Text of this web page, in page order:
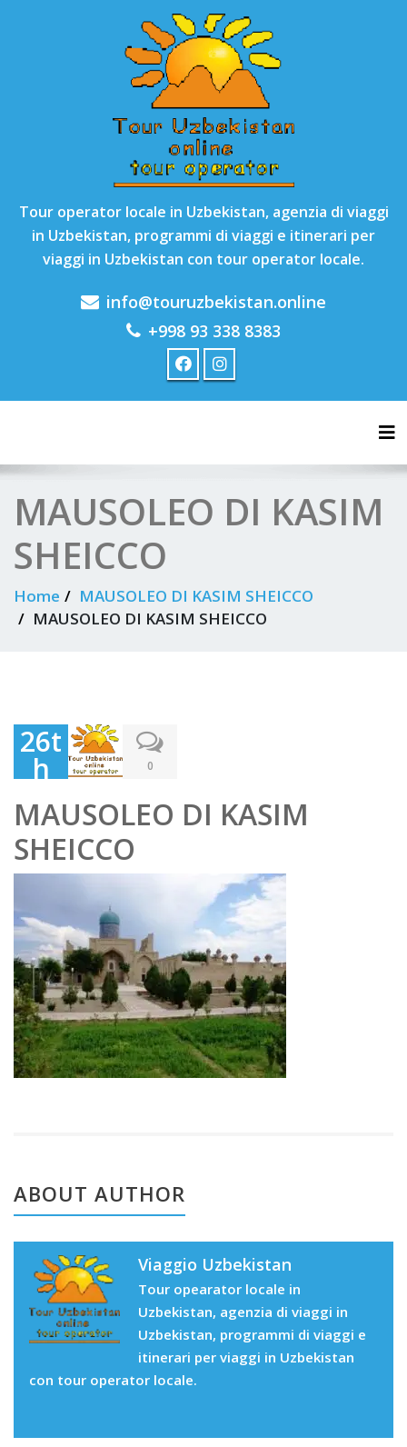
Tour operator locale in Uzbekistan, agenzia di viaggi
in Uzbekistan, programmi di viaggi e itinerari per
viaggi in Uzbekistan con tour operator locale.
info@touruzbekistan.online
+998 93 338 8383
MAUSOLEO DI KASIM
SHEICCO
Home
MAUSOLEO DI KASIM SHEICCO
MAUSOLEO DI KASIM SHEICCO
26t
h
Oct
obe
r
202
0
MAUSOLEO DI KASIM
SHEICCO
ABOUT AUTHOR
Viaggio Uzbekistan
Tour opearator locale in
Uzbekistan, agenzia di viaggi in
Uzbekistan, programmi di viaggi e
itinerari per viaggi in Uzbekistan
con tour operator locale.